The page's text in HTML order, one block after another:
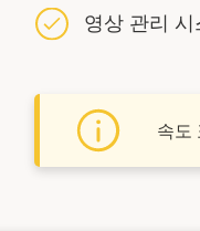
영상 관리
속도